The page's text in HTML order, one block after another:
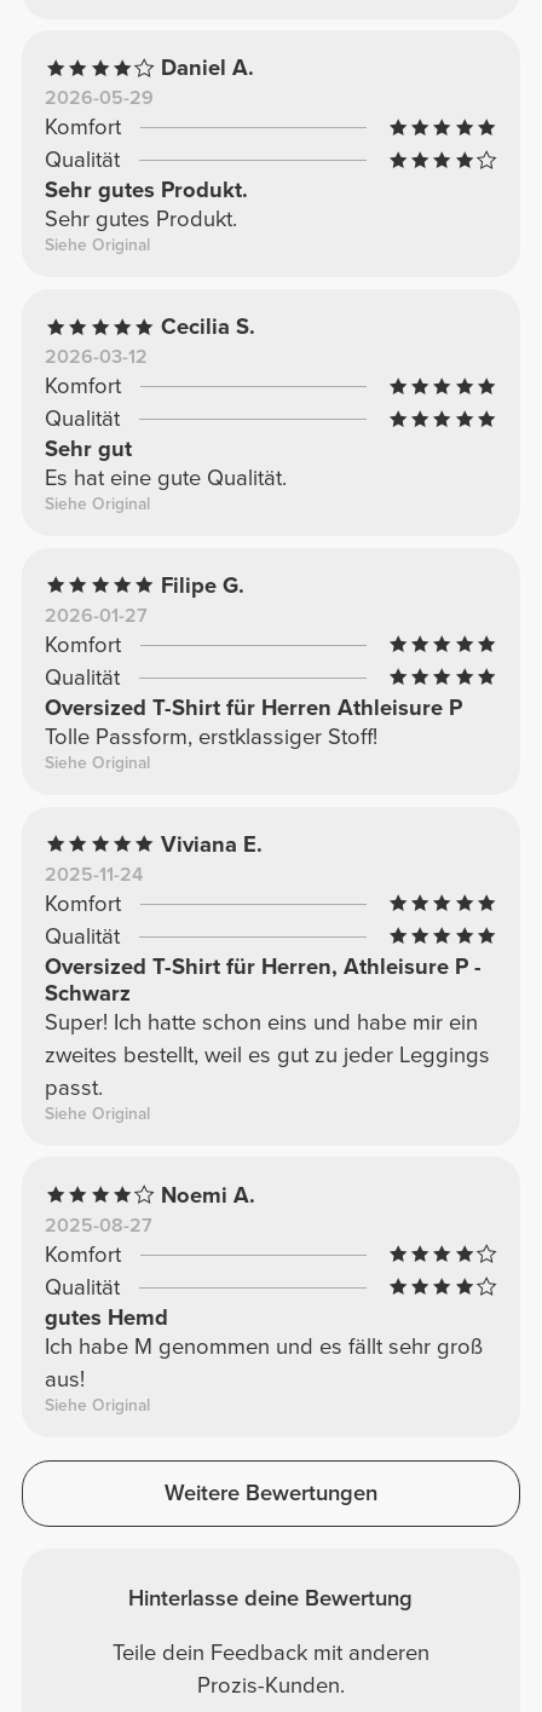
Daniel A.
2026-05-29
Komfort
Qualität
Sehr gutes Produkt.
Sehr gutes Produkt.
Siehe Original
Cecilia S.
2026-03-12
Komfort
Qualität
Sehr gut
Es hat eine gute Qualität.
Siehe Original
Filipe G.
2026-01-27
Komfort
Qualität
Oversized T-Shirt für Herren Athleisure P
Tolle Passform, erstklassiger Stoff!
Siehe Original
Viviana E.
2025-11-24
Komfort
Qualität
Oversized T-Shirt für Herren, Athleisure P -
Schwarz
Super! Ich hatte schon eins und habe mir ein
zweites bestellt, weil es gut zu jeder Leggings
passt.
Siehe Original
Noemi A.
2025-08-27
Komfort
Qualität
gutes Hemd
Ich habe M genommen und es fällt sehr groß
aus!
Siehe Original
Weitere Bewertungen
Hinterlasse deine Bewertung
Teile dein Feedback mit anderen
Prozis-Kunden.